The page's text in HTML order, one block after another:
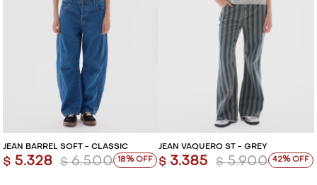
JEAN BARREL SOFT - CLASSIC
$ 5.328 $ 6.500 18
JEAN VAQUERO ST - GREY
$ 3.385 $ 5.900 42